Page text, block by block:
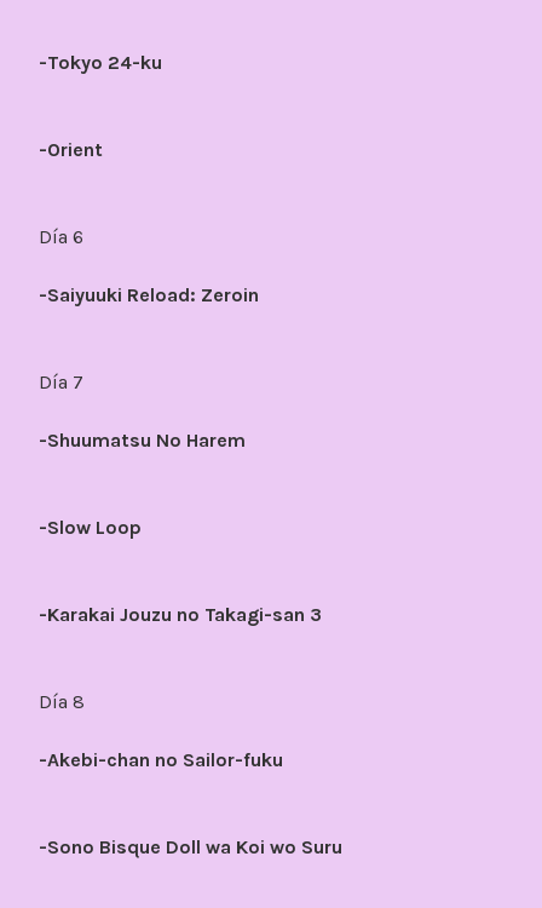
-Tokyo 24-ku
-Orient
Día 6
-Saiyuuki Reload: Zeroin
Día 7
-Shuumatsu No Harem
-Slow Loop
-Karakai Jouzu no Takagi-san 3
Día 8
-Akebi-chan no Sailor-fuku
-Sono Bisque Doll wa Koi wo Suru